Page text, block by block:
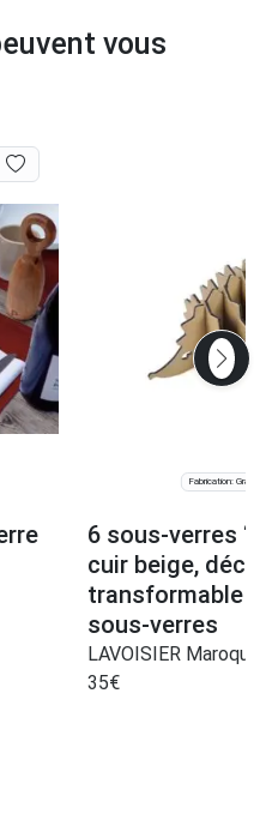
vous
Fabrication:
6 sous-verres
cuir beige,
transformable
sous-verres
LAVOISIER
35€